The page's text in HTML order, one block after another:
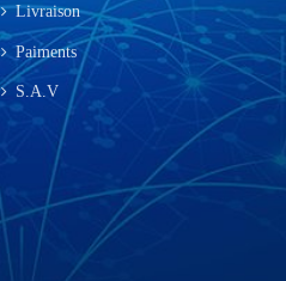
Livraison
Paiments
S.A.V